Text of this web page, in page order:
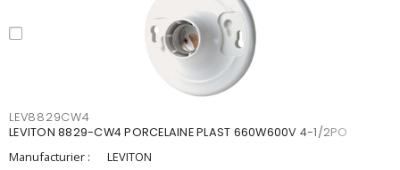
LEV8829CW4
LEVITON 8829-CW4 PORCELAINE PLAST 660W600V 4-1/2PO
Manufacturier :
LEVITON